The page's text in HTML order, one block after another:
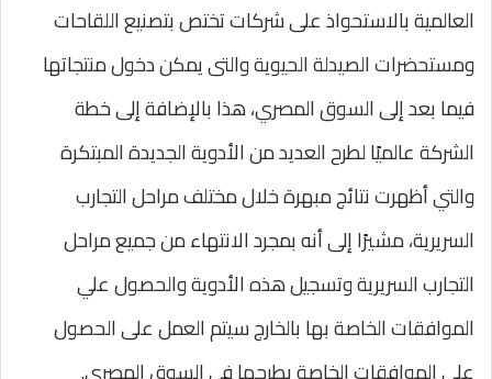
العالمية بالاستحواذ على شركات تختص بتصنيع اللقاحات
ومستحضرات الصيدلة الحيوية والتى يمكن دخول منتجاتها
فيما بعد إلى السوق المصري، هذا بالإضافة إلى خطة
الشركة عالميًا لطرح العديد من الأدوية الجديدة المبتكرة
والتي أظهرت نتائج مبهرة خلال مختلف مراحل التجارب
السريرية، مشيرًا إلى أنه بمجرد الانتهاء من جميع مراحل
التجارب السريرية وتسجيل هذه الأدوية والحصول علي
الموافقات الخاصة بها بالخارج سيتم العمل على الحصول
علي الموافقات الخاصة بطرحها في السوق المصري.